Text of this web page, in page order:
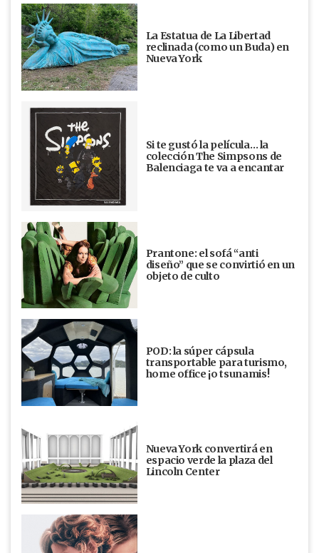
La Estatua de La Libertad
reclinada (como un Buda) en
Nueva York
Si te gustó la película… la
colección The Simpsons de
Balenciaga te va a encantar
Prantone: el sofá “anti
diseño” que se convirtió en un
objeto de culto
POD: la súper cápsula
transportable para turismo,
home office ¡o tsunamis!
Nueva York convertirá en
espacio verde la plaza del
Lincoln Center